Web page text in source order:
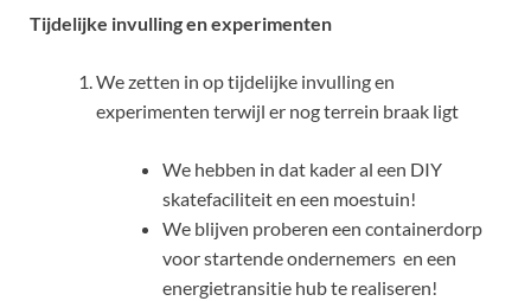
Tijdelijke invulling en experimenten
We zetten in op tijdelijke invulling en
experimenten terwijl er nog terrein braak ligt
We hebben in dat kader al een DIY
skatefaciliteit en een moestuin!
We blijven proberen een containerdorp
voor startende ondernemers en een
energietransitie hub te realiseren!